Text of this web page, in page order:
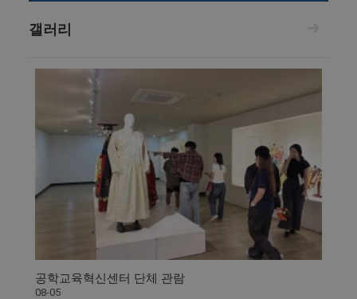
갤러리
공학교육혁신센터 단체 관람
08-05